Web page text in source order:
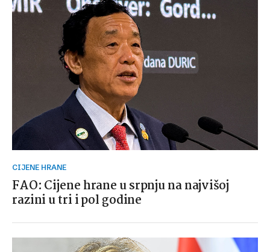
CIJENE HRANE
FAO: Cijene hrane u srpnju na najvišoj
razini u tri i pol godine